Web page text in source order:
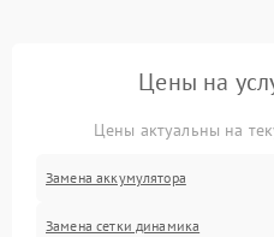
Цены на
Цены актуальны на
Замена аккумулятора
Замена сетки динамика